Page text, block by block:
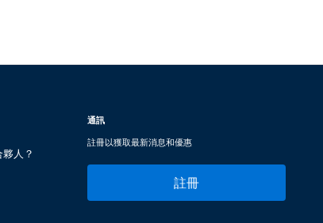
通訊
註冊以獲取最新消息和優惠
註冊
人？